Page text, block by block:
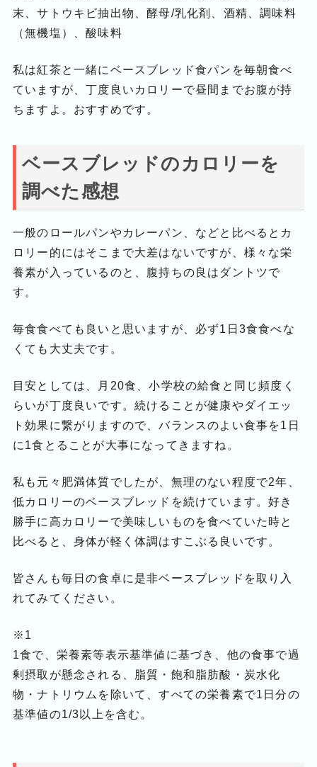
末、サトウキビ抽出物、酵母/乳化剤、酒精、調味料
（無機塩）、酸味料
私は紅茶と一緒にベースブレッド食パンを毎朝食べ
ていますが、丁度良いカロリーで昼間までお腹が持
ちますよ。おすすめです。
ベースブレッドのカロリーを
調べた感想
一般のロールパンやカレーパン、などと比べるとカ
ロリー的にはそこまで大差はないですが、様々な栄
養素が入っているのと、腹持ちの良はダントツで
す。
毎食食べても良いと思いますが、必ず1日3食食べな
くても大丈夫です。
目安としては、月20食、小学校の給食と同じ頻度く
らいが丁度良いです。続けることが健康やダイエッ
ト効果に繋がりますので、バランスのよい食事を1日
に1食とることが大事になってきますね。
私も元々肥満体質でしたが、無理のない程度で2年、
低カロリーのベースブレッドを続けています。好き
勝手に高カロリーで美味しいものを食べていた時と
比べると、身体が軽く体調はすこぶる良いです。
皆さんも毎日の食卓に是非ベースブレッドを取り入
れてみてください。
※1
1食で、栄養素等表示基準値に基づき、他の食事で過
剰摂取が懸念される、脂質・飽和脂肪酸・炭水化
物・ナトリウムを除いて、すべての栄養素で1日分の
基準値の1/3以上を含む。